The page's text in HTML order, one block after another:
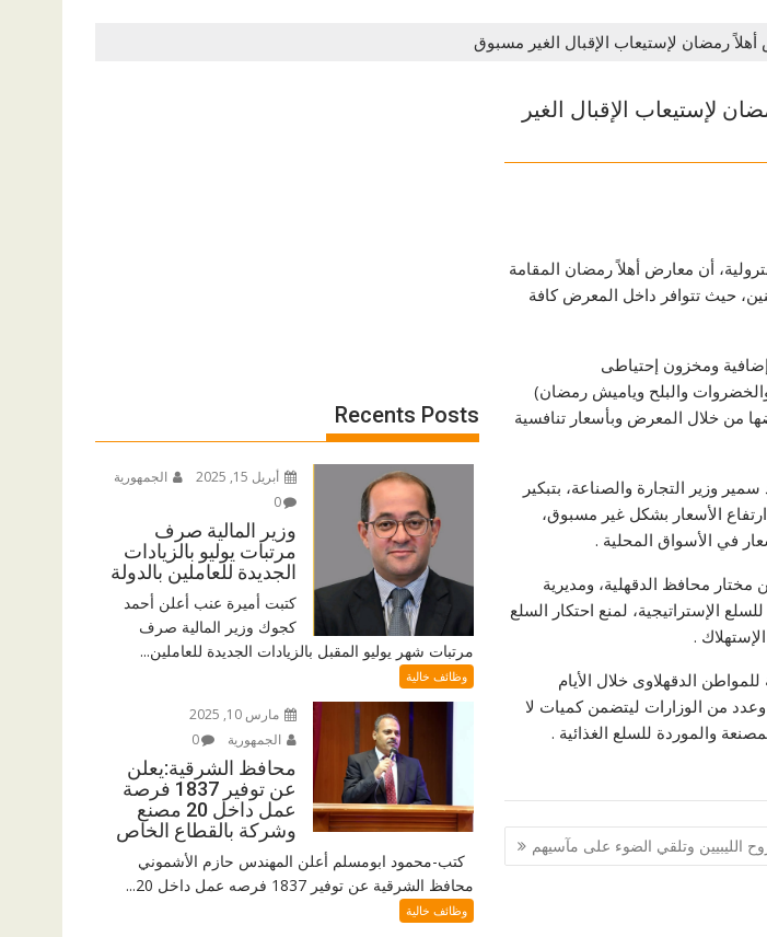
رمضان لإستيعاب الإقبال الغير مسبوق
لإستيعاب الإقبال الغير
أن معارض أهلاً رمضان المقامة
حيث تتوافر داخل المعرض كافة
ومخزون إحتياطى
والخضروات والبلح وياميش رمضان)
من خلال المعرض وبأسعار تنافسية
وزير التجارة والصناعة، بتبكير
الأسعار بشكل غير مسبوق،
في الأسواق المحلية .
محافظ الدقهلية، ومديرية
الإستراتيجية، لمنع احتكار السلع
.
الدقهلاوى خلال الأيام
من الوزارات ليتضمن كميات لا
والموردة للسلع الغذائية .
الليبيين وتلقي الضوء على مآسيهم
Recents Posts
أبريل 15, 2025
الجمهورية
0
وزير المالية صرف
مرتبات يوليو بالزيادات
الجديدة للعاملين بالدولة
كتبت أميرة عنب أعلن أحمد
كجوك وزير المالية صرف
مرتبات شهر يوليو المقبل بالزيادات الجديدة للعاملين...
وظائف خالية
مارس 10, 2025
الجمهورية
0
محافظ الشرقية:يعلن
عن توفير 1837 فرصة
عمل داخل 20 مصنع
وشركة بالقطاع الخاص
كتب-محمود ابومسلم أعلن المهندس حازم الأشموني
محافظ الشرقية عن توفير 1837 فرصه عمل داخل 20...
وظائف خالية